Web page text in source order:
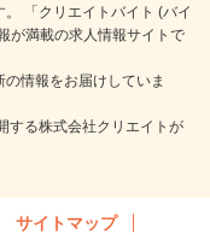
「クリエイトバイト (バイ
が満載の求人情報サイトで
情報をお届けしていま
する株式会社クリエイトが
サイトマップ